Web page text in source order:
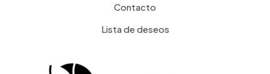
Contacto
Lista de deseos